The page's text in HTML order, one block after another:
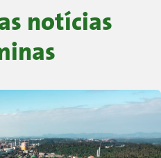
notícias